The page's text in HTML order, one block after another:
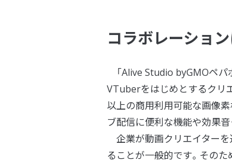
コラボレーショ
「Alive Studio byGMOペパ
VTuberをはじめとするクリ
以上の商用利用可能な画像
ブ配信に便利な機能や効果音
企業が動画クリエイターを
ることが一般的です。その